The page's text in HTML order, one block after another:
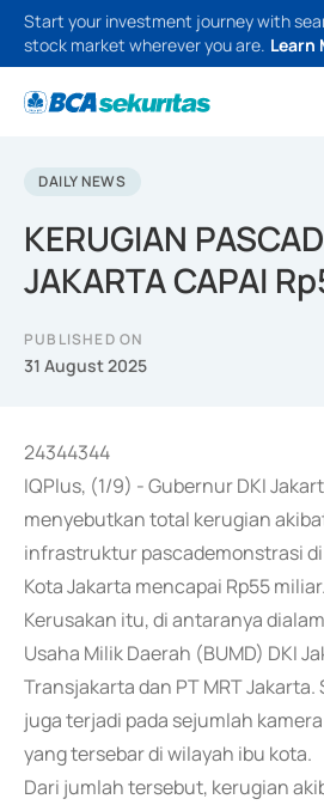
Start your investment journey with
stock market wherever you are. Learn
DAILY NEWS
KERUGIAN
JAKARTA CAPAI
PUBLISHED ON
31 August 2025
24344344
IQPlus, (1/9) - Gubernur DKI
menyebutkan total kerugian
infrastruktur pascademonstrasi
Kota Jakarta mencapai Rp55 miliar.
Kerusakan itu, di antaranya
Usaha Milik Daerah (BUMD) DKI
Transjakarta dan PT MRT
juga terjadi pada sejumlah
yang tersebar di wilayah ibu kota.
Dari jumlah tersebut, kerugian